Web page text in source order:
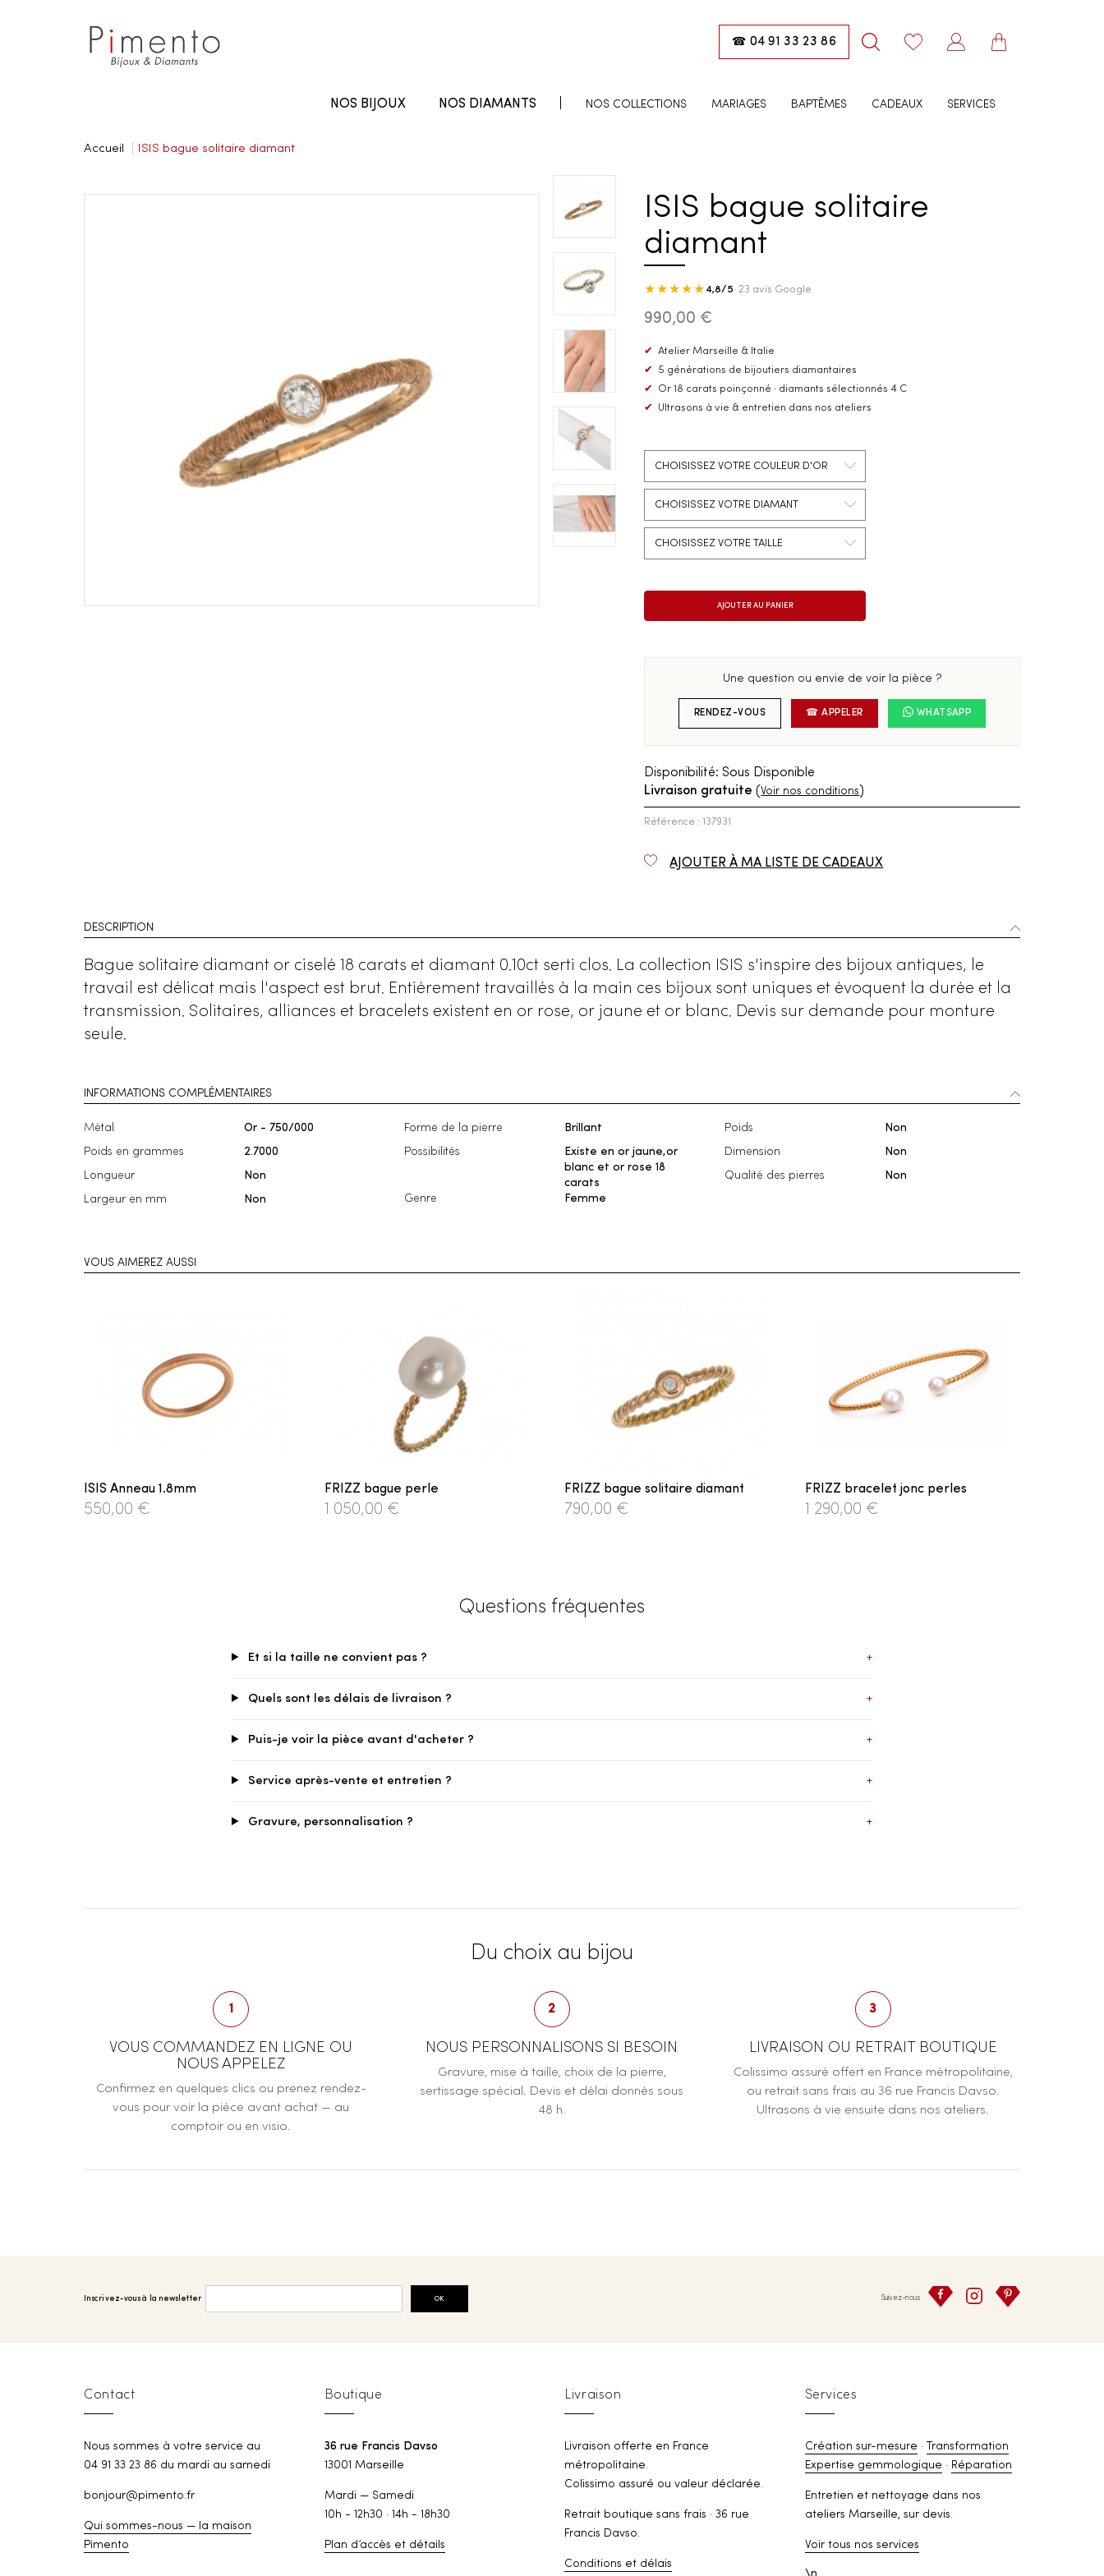
☎ 04 91 33 23 86
NOS BIJOUX NOS DIAMANTS NOS COLLECTIONS MARIAGES BAPTÊMES CADEAUX SERVICES
Accueil ISIS bague solitaire diamant
ISIS bague solitaire
diamant
★★★★★4,8/5· 23 avis Google
990,00 €
✔ Atelier Marseille & Italie
✔
5 générations de bijoutiers diamantaires
✔
Or 18 carats poinçonné · diamants sélectionnés 4 C
✔
Ultrasons à vie & entretien dans nos ateliers
Une question ou envie de voir la pièce ?
RENDEZ-VOUS ☎ APPELER WHATSAPP
Disponibilité: Sous Disponible
Livraison gratuite (Voir nos conditions )
Référence : 137931
AJOUTER À MA LISTE DE CADEAUX
DESCRIPTION
Bague solitaire diamant or ciselé 18 carats et diamant 0.10ct serti clos. La collection ISIS s'inspire des bijoux antiques, le
travail est délicat mais l'aspect est brut. Entièrement travaillés à la main ces bijoux sont uniques et évoquent la durée et la
transmission. Solitaires, alliances et bracelets existent en or rose, or jaune et or blanc. Devis sur demande pour monture
seule.
INFORMATIONS COMPLÉMENTAIRES
Métal Or - 750/000
Poids en grammes 2.7000
Longueur Non
Largeur en mm Non
Forme de la pierre Brillant
Possibilités
Existe en or jaune,or
blanc et or rose 18
carats
Genre
Femme
Poids Non
Dimension Non
Qualité des pierres Non
VOUS AIMEREZ AUSSI
ISIS Anneau 1.8mm
550,00 €
FRIZZ bague perle
1 050,00 €
FRIZZ bague solitaire diamant
790,00 €
FRIZZ bracelet jonc perles
1 290,00 €
Questions fréquentes
Et si la taille ne convient pas ? +
Quels sont les délais de livraison ? +
Puis-je voir la pièce avant d'acheter ? +
Service après-vente et entretien ? +
Gravure, personnalisation ? +
Du choix au bijou
1
VOUS COMMANDEZ EN LIGNE OU
NOUS APPELEZ
Confirmez en quelques clics ou prenez rendez-
vous pour voir la pièce avant achat — au
comptoir ou en visio.
2
NOUS PERSONNALISONS SI BESOIN
Gravure, mise à taille, choix de la pierre,
sertissage spécial. Devis et délai donnés sous
48 h.
3
LIVRAISON OU RETRAIT BOUTIQUE
Colissimo assuré offert en France métropolitaine,
ou retrait sans frais au 36 rue Francis Davso.
Ultrasons à vie ensuite dans nos ateliers.
Inscrivez-vous à la newsletter OK Suivez-nous
Contact
Nous sommes à votre service au
04 91 33 23 86 du mardi au samedi
bonjour@pimento.fr
Qui sommes-nous — la maison
Pimento
Boutique
36 rue Francis Davso
13001 Marseille
Mardi — Samedi
10h - 12h30 · 14h - 18h30
Plan d’accès et détails
Livraison
Livraison offerte en France
métropolitaine.
Colissimo assuré ou valeur déclarée.
Retrait boutique sans frais · 36 rue
Francis Davso.
Conditions et délais
Services
Création sur-mesure ·
Transformation
Expertise gemmologique · Réparation
Entretien et nettoyage dans nos
ateliers Marseille, sur devis.
Voir tous nos services
\n